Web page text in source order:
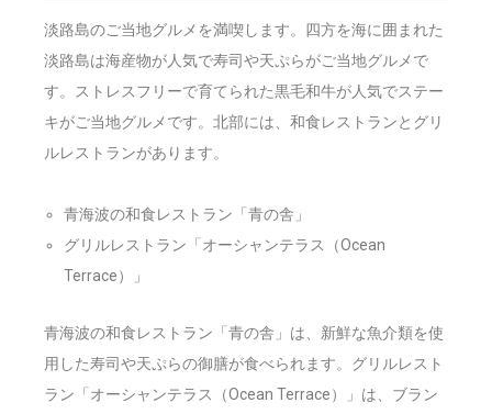
淡路島のご当地グルメを満喫します。四方を海に囲まれた
淡路島は海産物が人気で寿司や天ぷらがご当地グルメで
す。ストレスフリーで育てられた黒毛和牛が人気でステー
キがご当地グルメです。北部には、和食レストランとグリ
ルレストランがあります。
青海波の和食レストラン「青の舎」
グリルレストラン「オーシャンテラス（Ocean
Terrace）」
青海波の和食レストラン「青の舎」は、新鮮な魚介類を使
用した寿司や天ぷらの御膳が食べられます。グリルレスト
ラン「オーシャンテラス（Ocean Terrace）」は、ブラン